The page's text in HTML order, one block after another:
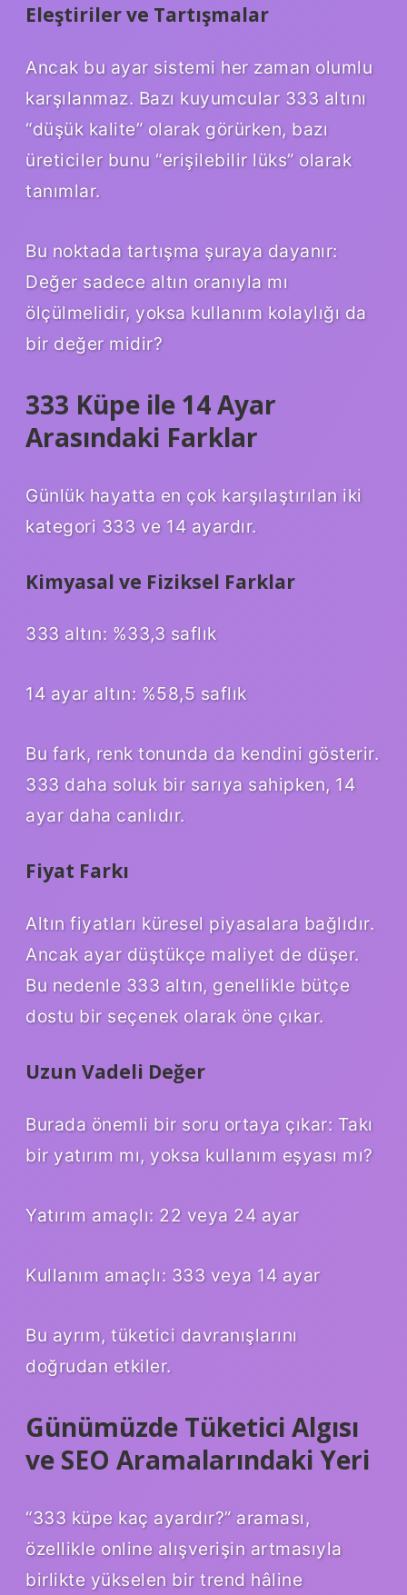
Eleştiriler ve Tartışmalar
Ancak bu ayar sistemi her zaman olumlu
karşılanmaz. Bazı kuyumcular 333 altını
“düşük kalite” olarak görürken, bazı
üreticiler bunu “erişilebilir lüks” olarak
tanımlar.
Bu noktada tartışma şuraya dayanır:
Değer sadece altın oranıyla mı
ölçülmelidir, yoksa kullanım kolaylığı da
bir değer midir?
333 Küpe ile 14 Ayar
Arasındaki Farklar
Günlük hayatta en çok karşılaştırılan iki
kategori 333 ve 14 ayardır.
Kimyasal ve Fiziksel Farklar
333 altın: %33,3 saflık
14 ayar altın: %58,5 saflık
Bu fark, renk tonunda da kendini gösterir.
333 daha soluk bir sarıya sahipken, 14
ayar daha canlıdır.
Fiyat Farkı
Altın fiyatları küresel piyasalara bağlıdır.
Ancak ayar düştükçe maliyet de düşer.
Bu nedenle 333 altın, genellikle bütçe
dostu bir seçenek olarak öne çıkar.
Uzun Vadeli Değer
Burada önemli bir soru ortaya çıkar: Takı
bir yatırım mı, yoksa kullanım eşyası mı?
Yatırım amaçlı: 22 veya 24 ayar
Kullanım amaçlı: 333 veya 14 ayar
Bu ayrım, tüketici davranışlarını
doğrudan etkiler.
Günümüzde Tüketici Algısı
ve SEO Aramalarındaki Yeri
“333 küpe kaç ayardır?” araması,
özellikle online alışverişin artmasıyla
birlikte yükselen bir trend hâline